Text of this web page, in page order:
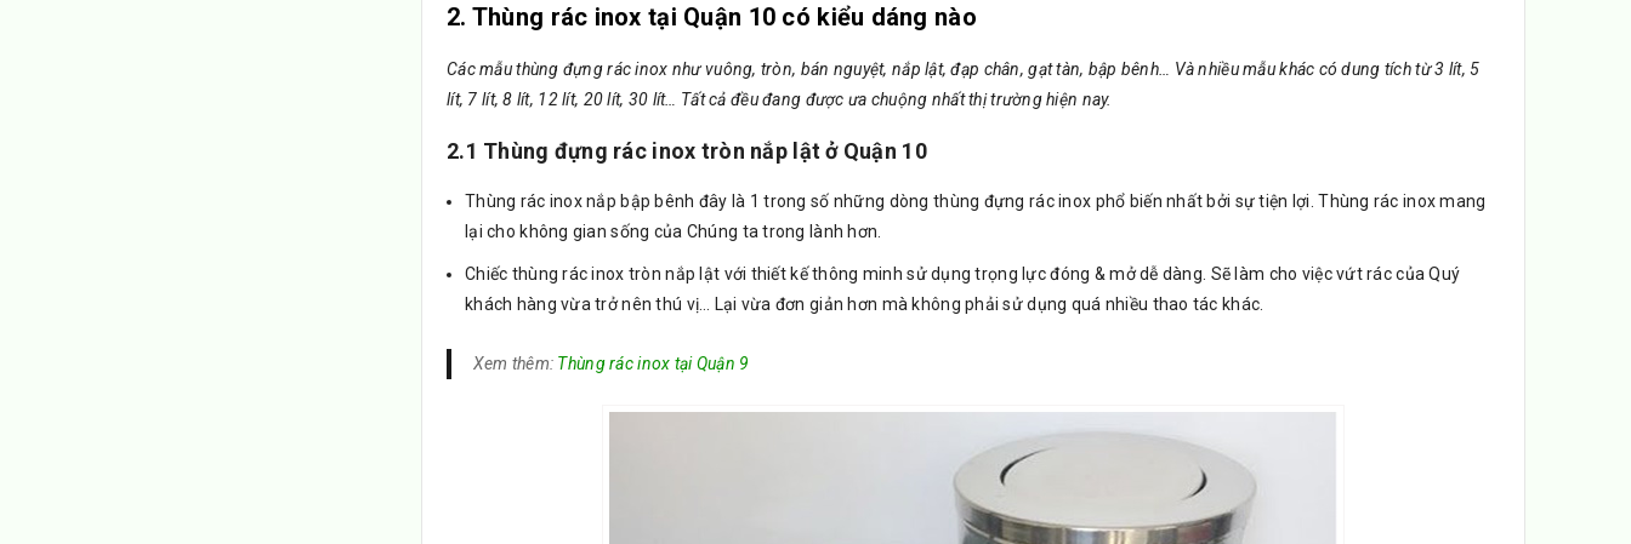
2. Thùng rác inox tại Quận 10 có kiểu dáng nào
Các mẫu thùng đựng rác inox như vuông, tròn, bán nguyệt, nắp lật, đạp chân, gạt tàn, bập bênh… Và nhiều mẫu khác có dung tích từ 3 lít, 5
lít, 7 lít, 8 lít, 12 lít, 20 lít, 30 lít… Tất cả đều đang được ưa chuộng nhất thị trường hiện nay.
2.1 Thùng đựng rác inox tròn nắp lật ở Quận 10
Thùng rác inox nắp bập bênh đây là 1 trong số những dòng thùng đựng rác inox phổ biến nhất bởi sự tiện lợi. Thùng rác inox mang
lại cho không gian sống của Chúng ta trong lành hơn.
Chiếc thùng rác inox tròn nắp lật với thiết kế thông minh sử dụng trọng lực đóng & mở dễ dàng. Sẽ làm cho việc vứt rác của Quý
khách hàng vừa trở nên thú vị… Lại vừa đơn giản hơn mà không phải sử dụng quá nhiều thao tác khác.
Xem thêm: Thùng rác inox tại Quận 9